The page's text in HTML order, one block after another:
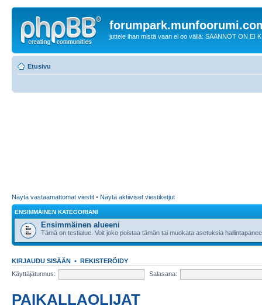
juttele ihan mistä vaan ei oo väliä: SÄÄNNÖT ON EI
Etusivu
Näytä vastaamattomat viestit • Näytä aktiiviset viestiketjut
ENSIMMÄINEN KATEGORIANI
Ensimmäinen alueeni
Tämä on testialue. Voit joko poistaa tämän tai muokata asetuksia
KIRJAUDU SISÄÄN • REKISTERÖIDY
Käyttäjätunnus:
Salasana:
PAIKALLAOLIJAT